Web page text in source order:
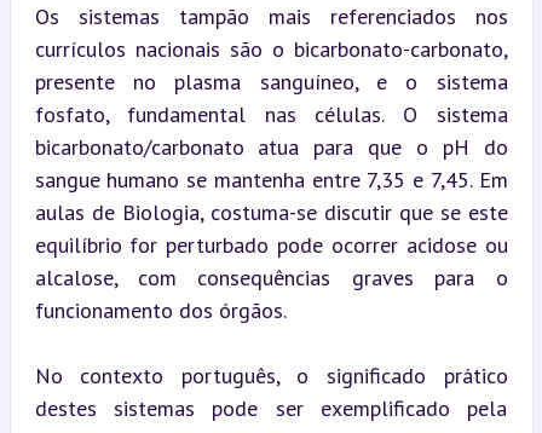
Os sistemas tampão mais referenciados nos
currículos nacionais são o bicarbonato-carbonato,
presente no plasma sanguíneo, e o sistema
fosfato, fundamental nas células. O sistema
bicarbonato/carbonato atua para que o pH do
sangue humano se mantenha entre 7,35 e 7,45. Em
aulas de Biologia, costuma-se discutir que se este
equilíbrio for perturbado pode ocorrer acidose ou
alcalose, com consequências graves para o
funcionamento dos órgãos.
No contexto português, o significado prático
destes sistemas pode ser exemplificado pela